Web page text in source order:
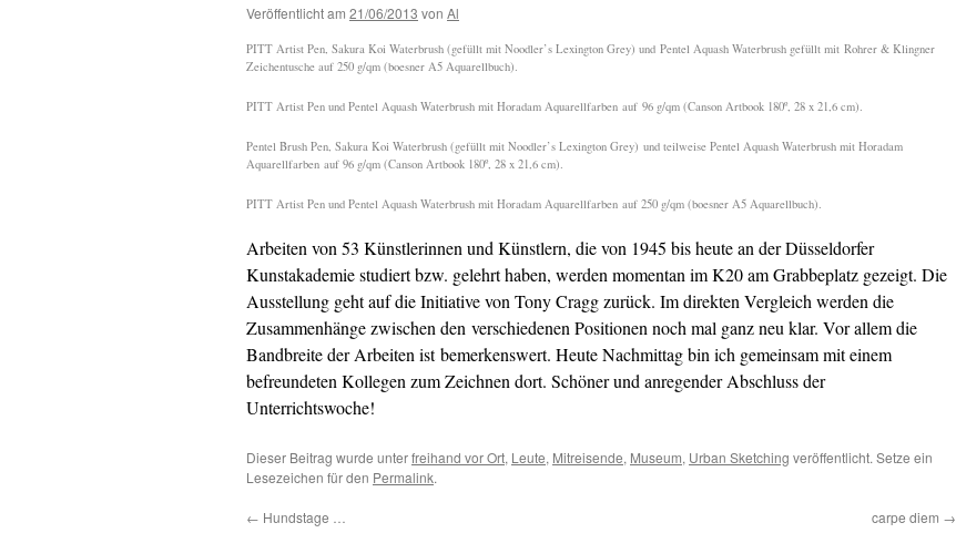
Veröffentlicht am 21/06/2013 von Al
PITT Artist Pen, Sakura Koi Waterbrush (gefüllt mit Noodler’s Lexington Grey) und Pentel Aquash Waterbrush gefüllt mit Rohrer & Klingner
Zeichentusche auf 250 g/qm (boesner A5 Aquarellbuch).
PITT Artist Pen und Pentel Aquash Waterbrush mit Horadam Aquarellfarben auf 96 g/qm (Canson Artbook 180º, 28 x 21,6 cm).
Pentel Brush Pen, Sakura Koi Waterbrush (gefüllt mit Noodler’s Lexington Grey) und teilweise Pentel Aquash Waterbrush mit Horadam
Aquarellfarben auf 96 g/qm (Canson Artbook 180º, 28 x 21,6 cm).
PITT Artist Pen und Pentel Aquash Waterbrush mit Horadam Aquarellfarben auf 250 g/qm (boesner A5 Aquarellbuch).
Arbeiten von 53 Künstlerinnen und Künstlern, die von 1945 bis heute an der Düsseldorfer
Kunstakademie studiert bzw. gelehrt haben, werden momentan im K20 am Grabbeplatz gezeigt. Die
Ausstellung geht auf die Initiative von Tony Cragg zurück. Im direkten Vergleich werden die
Zusammenhänge zwischen den verschiedenen Positionen noch mal ganz neu klar. Vor allem die
Bandbreite der Arbeiten ist bemerkenswert. Heute Nachmittag bin ich gemeinsam mit einem
befreundeten Kollegen zum Zeichnen dort. Schöner und anregender Abschluss der
Unterrichtswoche!
Dieser Beitrag wurde unterfreihand vor Ort, Leute, Mitreisende, Museum, Urban Sketching veröffentlicht. Setze ein
Lesezeichen für den Permalink.
← Hundstage … carpe diem →